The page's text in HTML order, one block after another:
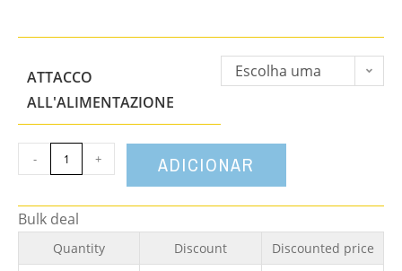
ATTACCO
ALL'ALIMENTAZIONE
Escolha uma
- + ADICIONAR
Bulk deal
Quantity Discount
Discounted price